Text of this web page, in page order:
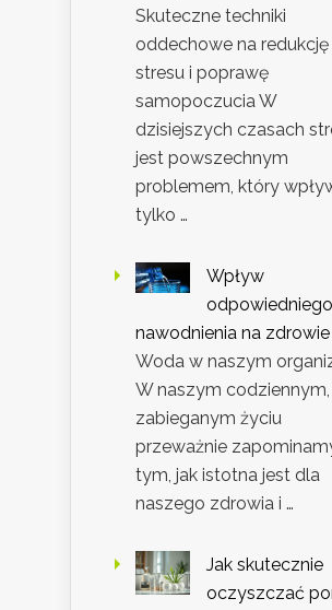
Skuteczne techniki
oddechowe na redukcję
stresu i poprawę
samopoczucia W
dzisiejszych czasach
jest powszechnym
problemem, który
tylko …
Wpływ
odpowiedniego
nawodnienia na zdrowie
Woda w naszym
W naszym codziennym,
zabieganym życiu
przeważnie
tym, jak istotna jest dla
naszego zdrowia i …
Jak skutecznie
oczyszczać